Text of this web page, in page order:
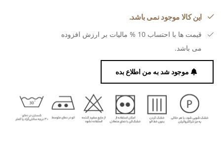
این کالا موجود نمی باشد.
قیمت ها با احتساب 10 % مالیات بر ارزش افزوده
می باشد.
موجود شد به من اطلاع بده